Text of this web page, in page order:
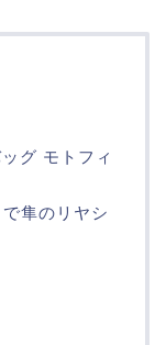
グ モトフィ
隼のリヤシ